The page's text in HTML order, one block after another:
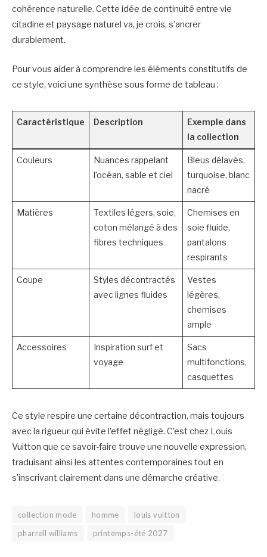
cohérence naturelle. Cette idée de continuité entre vie
citadine et paysage naturel va, je crois, s’ancrer
durablement.
Pour vous aider à comprendre les éléments constitutifs de
ce style, voici une synthèse sous forme de tableau :
Caractéristique Description
Exemple dans
la collection
Couleurs
Nuances rappelant
l’océan, sable et ciel
Bleus délavés,
turquoise, blanc
nacré
Matières
Textiles légers, soie,
coton mélangé à des
fibres techniques
Chemises en
soie fluide,
pantalons
respirants
Coupe
Styles décontractés
avec lignes fluides
Vestes
légères,
chemises
ample
Accessoires
Inspiration surf et
voyage
Sacs
multifonctions,
casquettes
Ce style respire une certaine décontraction, mais toujours
avec la rigueur qui évite l’effet négligé. C’est chez Louis
Vuitton que ce savoir-faire trouve une nouvelle expression,
traduisant ainsi les attentes contemporaines tout en
s’inscrivant clairement dans une démarche créative.
collection mode homme
louis vuitton
pharrell williams
printemps-été 2027